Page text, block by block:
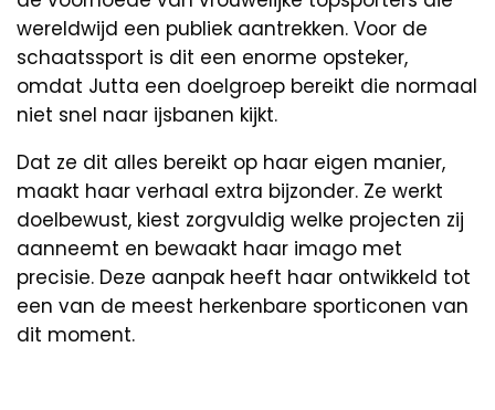
wereldwijd een publiek aantrekken. Voor de
schaatssport is dit een enorme opsteker,
omdat Jutta een doelgroep bereikt die normaal
niet snel naar ijsbanen kijkt.
Dat ze dit alles bereikt op haar eigen manier,
maakt haar verhaal extra bijzonder. Ze werkt
doelbewust, kiest zorgvuldig welke projecten zij
aanneemt en bewaakt haar imago met
precisie. Deze aanpak heeft haar ontwikkeld tot
een van de meest herkenbare sporticonen van
dit moment.